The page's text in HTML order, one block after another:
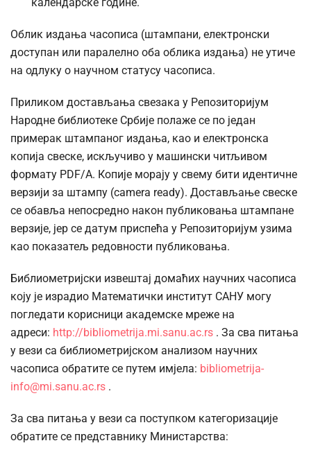
Облик издања часописа (штампани, електронски
доступан или паралелно оба облика издања) не утиче
на одлуку о научном статусу часописа.
Приликом достављања свезака у Репозиторијум
Народне библиотеке Србије полаже се по један
примерак штампаног издања, као и електронска
копија свеске, искључиво у машински читљивом
формату PDF/А. Копије морају у свему бити идентичне
верзији за штампу (camera ready). Достављање свеске
се обавља непосредно након публиковања штампане
верзије, јер се датум приспећа у Репозиторијум узима
као показатељ редовности публиковања.
Библиометријски извештај домаћих научних часописа
коју је израдио Математички институт САНУ могу
погледати корисници академске мреже на
адреси: http://bibliometrija.mi.sanu.ac.rs . За сва питања
у вези са библиометријском анализом научних
часописа обратите се путем имјела: bibliometrija-
info@mi.sanu.ac.rs .
За сва питања у вези са поступком категоризације
обратите се представнику Министарства: